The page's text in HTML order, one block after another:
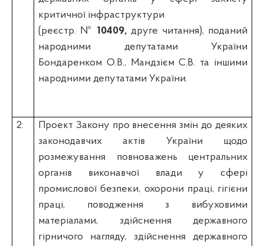
критичної інфраструктури
(реєстр. № 10409, друге читання), поданий
народними депутатами України
Бондаренком О.В., Мандзієм С.В. та іншими
народними депутатами України.
2.
Проект Закону про внесення змін до деяких
законодавчих актів України щодо
розмежування повноважень центральних
органів виконавчої влади у сфері
промислової безпеки, охорони праці, гігієни
праці, поводження з вибуховими
матеріалами, здійснення державного
гірничого нагляду, здійснення державного